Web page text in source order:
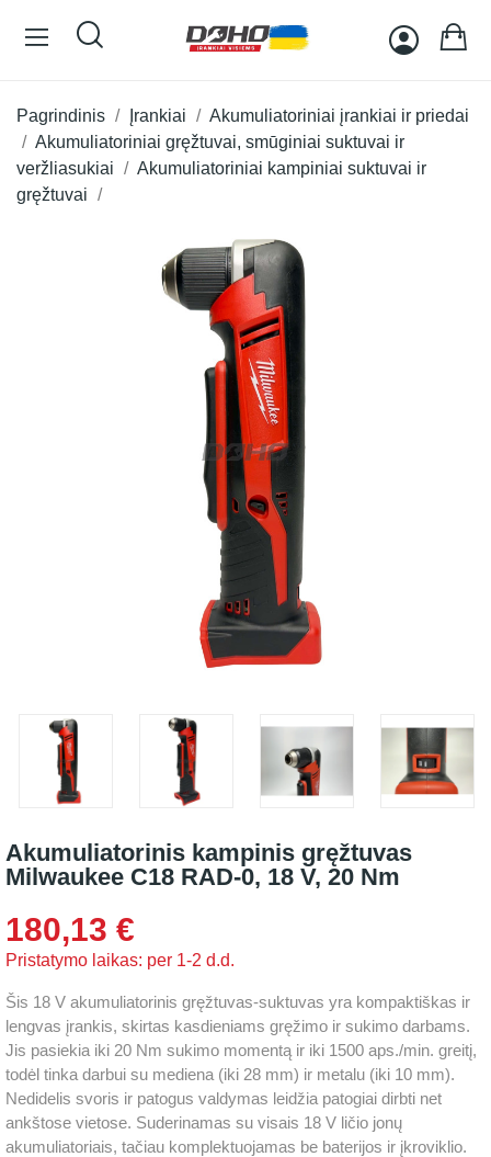
Pagrindinis Įrankiai
Akumuliatoriniai įrankiai ir priedai
Akumuliatoriniai gręžtuvai, smūginiai suktuvai ir
veržliasukiai
Akumuliatoriniai kampiniai suktuvai ir
gręžtuvai
Akumuliatorinis kampinis gręžtuvas
Milwaukee C18 RAD-0, 18 V, 20 Nm
180,13 €
Pristatymo laikas: per 1-2 d.d.
Šis 18 V akumuliatorinis gręžtuvas-suktuvas yra kompaktiškas ir
lengvas įrankis, skirtas kasdieniams gręžimo ir sukimo darbams.
Jis pasiekia iki 20 Nm sukimo momentą ir iki 1500 aps./min. greitį,
todėl tinka darbui su mediena (iki 28 mm) ir metalu (iki 10 mm).
Nedidelis svoris ir patogus valdymas leidžia patogiai dirbti net
ankštose vietose. Suderinamas su visais 18 V ličio jonų
akumuliatoriais, tačiau komplektuojamas be baterijos ir įkroviklio.